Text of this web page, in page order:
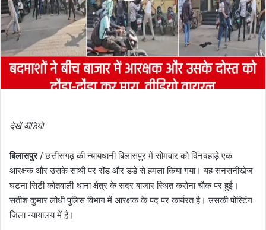
देखें वीडियो
बिलासपुर/ छत्तीसगढ़ की न्यायधानी बिलासपुर में सोमवार को दिनदहाड़े एक
आरक्षक और उसके साथी पर रॉड और डंडे से हमला किया गया। यह सनसनीखेज
घटना सिटी कोतवाली थाना क्षेत्र के सदर बाजार स्थित करोना चौक पर हुई।
सतीश कुमार लोधी पुलिस विभाग में आरक्षक के पद पर कार्यरत है। उसकी पोस्टिंग
जिला न्यायालय में है।